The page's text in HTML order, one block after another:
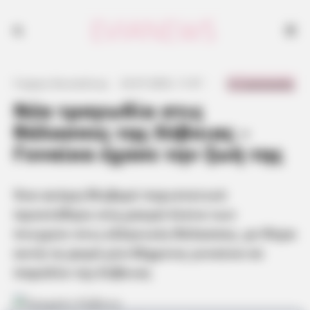
Νέα τραγωδία στις
θάλασσες της Εύβοιας –
Γυναίκα έχασε την ζωή της
Ένα ακόμη θλιβερό περιστατικό
πνιγμών στις ελληνικές θάλασσες, με θύμα
αυτή τη φορά μία 80χρονη γυναίκα σε